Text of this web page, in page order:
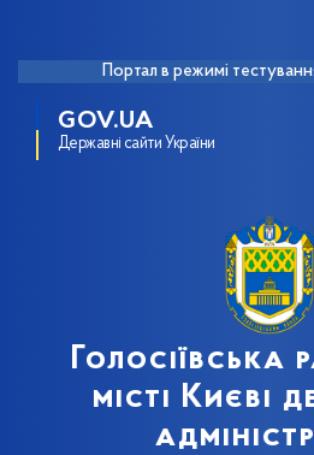
Портал в режимі
GOV.UA
Державні сайти України
Голосіївська
місті Києві